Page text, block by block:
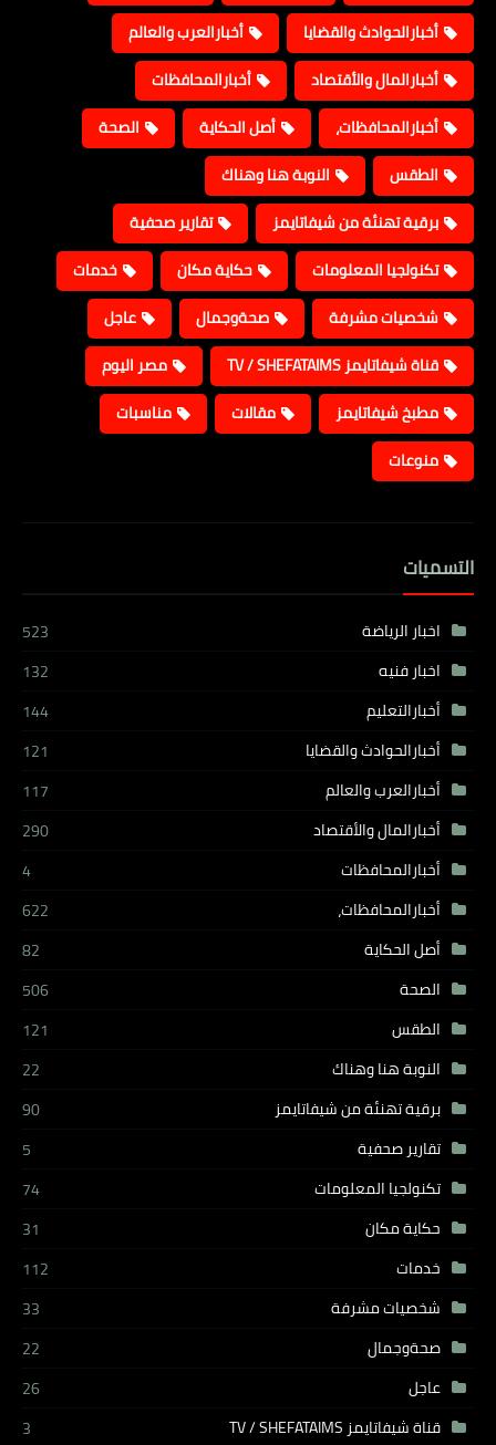
أخبارالحوادث والقضايا
أخبارالعرب والعالم
أخبارالمال والأقتصاد
أخبارالمحافظات
أخبارالمحافظات،
أصل الحكاية
الصحة
الطقس
النوبة هنا وهناك
برقية تهنئة من شيفاتايمز
تقارير صحفية
تكنولجيا المعلومات
حكاية مكان
خدمات
شخصيات مشرفة
صحةوجمال
عاجل
قناة شيفاتايمز TV / SHEFATAIMS
مصر اليوم
مطبخ شيفاتايمز
مقالات
مناسبات
منوعات
التسميات
اخبار الرياضة
523
اخبار فنيه
132
أخبارالتعليم
144
أخبارالحوادث والقضايا
121
أخبارالعرب والعالم
117
أخبارالمال والأقتصاد
290
أخبارالمحافظات
4
أخبارالمحافظات،
622
أصل الحكاية
82
الصحة
506
الطقس
121
النوبة هنا وهناك
22
برقية تهنئة من شيفاتايمز
90
تقارير صحفية
5
تكنولجيا المعلومات
74
حكاية مكان
31
خدمات
112
شخصيات مشرفة
33
صحةوجمال
22
عاجل
26
قناة شيفاتايمز TV / SHEFATAIMS
3